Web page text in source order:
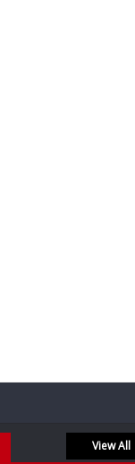
View All